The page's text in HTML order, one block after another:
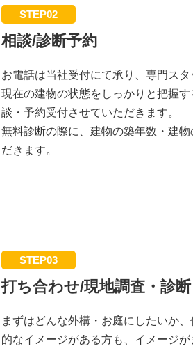
STEP02
相談/診断予約
お電話は当社受付にて承り、専門ス
現在の建物の状態をしっかりと把握
談・予約受付させていただきます。
無料診断の際に、建物の築年数・建
だきます。
STEP03
打ち合わせ/現地調査・診断
まずはどんな外構・お庭にしたいか
的なイメージがある方も、イメージ